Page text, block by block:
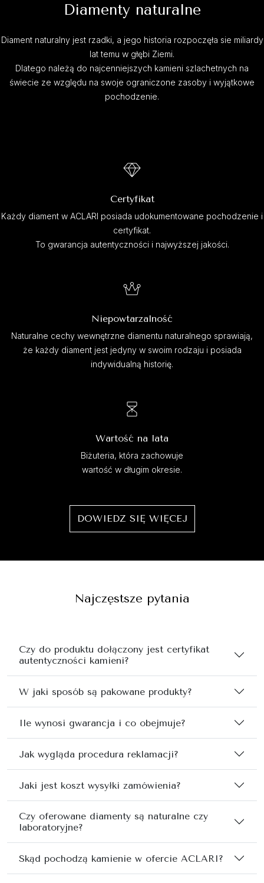
Diamenty naturalne
Diament naturalny jest rzadki, a jego historia rozpoczęła sie miliardy
lat temu w głębi Ziemi.
Dlatego należą do najcenniejszych kamieni szlachetnych na
świecie ze względu na swoje ograniczone zasoby i wyjątkowe
pochodzenie.
Certyfikat
Każdy diament w ACLARI posiada udokumentowane pochodzenie i
certyfikat.
To gwarancja autentyczności i najwyższej jakości.
Niepowtarzalność
Naturalne cechy wewnętrzne diamentu naturalnego sprawiają,
że każdy diament jest jedyny w swoim rodzaju i posiada
indywidualną historię.
Wartość na lata
Biżuteria, która zachowuje
wartość w długim okresie.
DOWIEDZ SIĘ WIĘCEJ
Najczęstsze pytania
Czy do produktu dołączony jest certyfikat
autentyczności kamieni?
W jaki sposób są pakowane produkty?
Ile wynosi gwarancja i co obejmuje?
Jak wygląda procedura reklamacji?
Jaki jest koszt wysyłki zamówienia?
Czy oferowane diamenty są naturalne czy
laboratoryjne?
Skąd pochodzą kamienie w ofercie ACLARI?